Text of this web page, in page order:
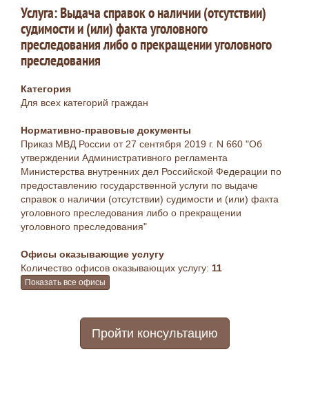
Услуга: Выдача справок о наличии (отсутствии)
судимости и (или) факта уголовного
преследования либо о прекращении уголовного
преследования
Категория
Для всех категорий граждан
Нормативно-правовые документы
Приказ МВД России от 27 сентября 2019 г. N 660 "Об
утверждении Административного регламента
Министерства внутренних дел Российской Федерации по
предоставлению государственной услуги по выдаче
справок о наличии (отсутствии) судимости и (или) факта
уголовного преследования либо о прекращении
уголовного преследования"
Офисы оказывающие услугу
Количество офисов оказывающих услугу: 11
Показать все офисы
Пройти консультацию